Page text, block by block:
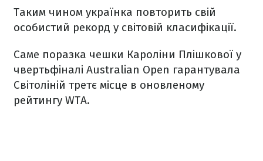
Таким чином українка повторить свій
особистий рекорд у світовій класифікації.
Саме поразка чешки Кароліни Плішкової у
чвертьфіналі Australian Open гарантувала
Світоліній третє місце в оновленому
рейтингу WTA.